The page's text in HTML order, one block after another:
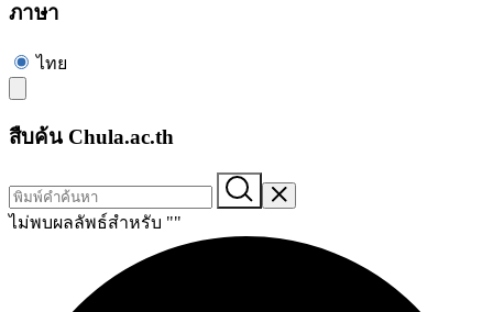
ภาษา
ไทย
สืบค้น Chula.ac.th
ไม่พบผลลัพธ์สำหรับ ""